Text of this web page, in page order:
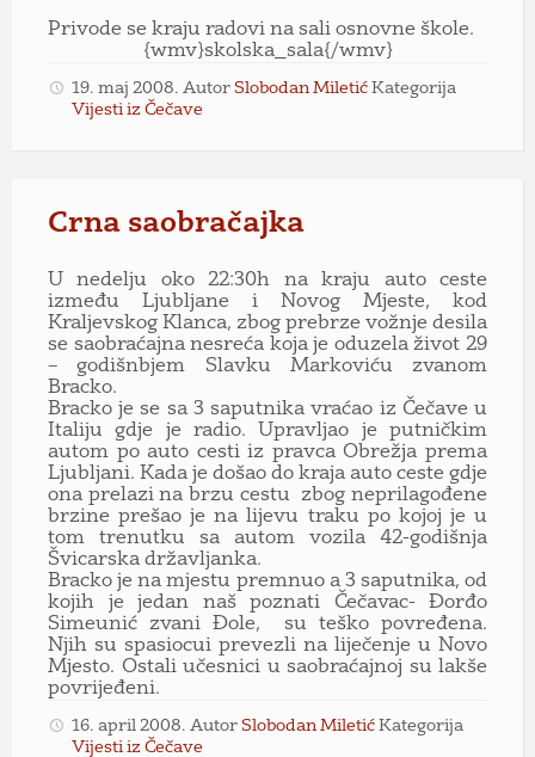
Privode se kraju radovi na sali osnovne škole.
{wmv}skolska_sala{/wmv}
19. maj 2008. Autor Slobodan Miletić Kategorija
Vijesti iz Čečave
Crna saobračajka
U nedelju oko 22:30h na kraju auto ceste
između Ljubljane i Novog Mjeste, kod
Kraljevskog Klanca, zbog prebrze vožnje desila
se saobraćajna nesreća koja je oduzela život 29
– godišnbjem Slavku Markoviću zvanom
Bracko.
Bracko je se sa 3 saputnika vraćao iz Čečave u
Italiju gdje je radio. Upravljao je putničkim
autom po auto cesti iz pravca Obrežja prema
Ljubljani. Kada je došao do kraja auto ceste gdje
ona prelazi na brzu cestu zbog neprilagođene
brzine prešao je na lijevu traku po kojoj je u
tom trenutku sa autom vozila 42-godišnja
Švicarska državljanka.
Bracko je na mjestu premnuo a 3 saputnika, od
kojih je jedan naš poznati Čečavac- Đorđo
Simeunić zvani Đole, su teško povređena.
Njih su spasiocui prevezli na liječenje u Novo
Mjesto. Ostali učesnici u saobraćajnoj su lakše
povrijeđeni.
16. april 2008. Autor Slobodan Miletić Kategorija
Vijesti iz Čečave